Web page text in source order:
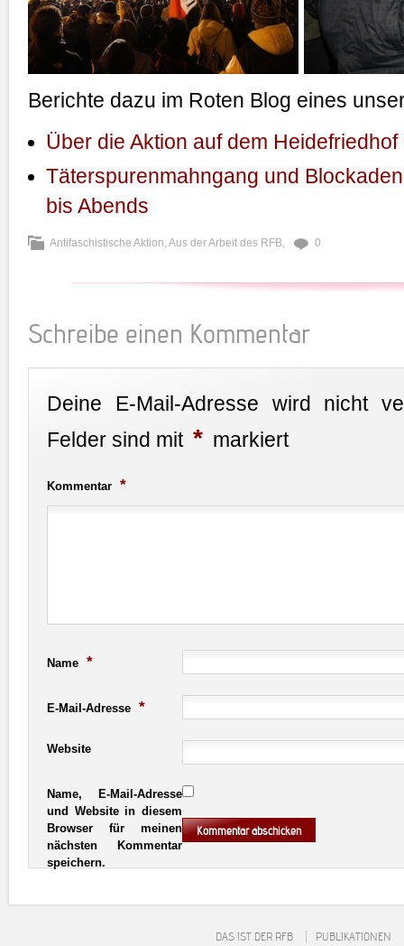
Berichte dazu im Roten Blog eines
Über die Aktion auf dem Heidefriedhof
Täterspurenmahngang und
bis Abends
Antifaschistische Aktion, Aus der Arbeit des RFB, 0
Schreibe einen Kommentar
Deine E-Mail-Adresse wird nicht
Felder sind mit * markiert
Kommentar *
Name *
E-Mail-Adresse *
Website
Name, E-Mail-Adresse
und Website in diesem
Browser für meinen
nächsten Kommentar
speichern.
DAS IST DER RFB PUBLIKATIONEN